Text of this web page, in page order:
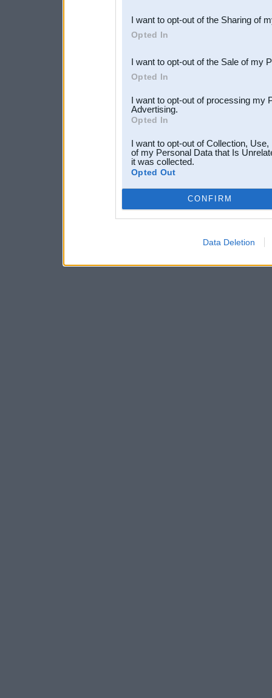
Downstream Participants
third parties.
I want to opt-out of the Sharing of
Opted In
I want to opt-out of the Sale of my
Opted In
I want to opt-out of processing my
Advertising.
Opted In
I want to opt-out of Collection,
of my Personal Data that Is
it was collected.
Opted Out
CONFIRM
Data Deletion